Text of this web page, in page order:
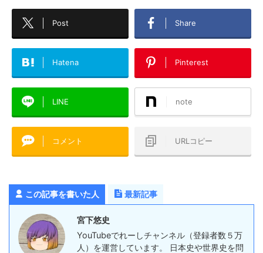
Post Share
Hatena Pinterest
LINE note
コメント URLコピー
この記事を書いた人 最新記事
宮下悠史
YouTubeでれーしチャンネル（登録者数５万
人）を運営しています。 日本史や世界史を問